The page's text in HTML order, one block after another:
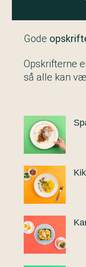
Gode
Opskrifterne
så alle kan